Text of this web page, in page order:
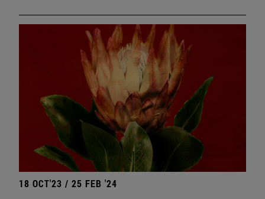
18 OCT'23 / 25 FEB '24